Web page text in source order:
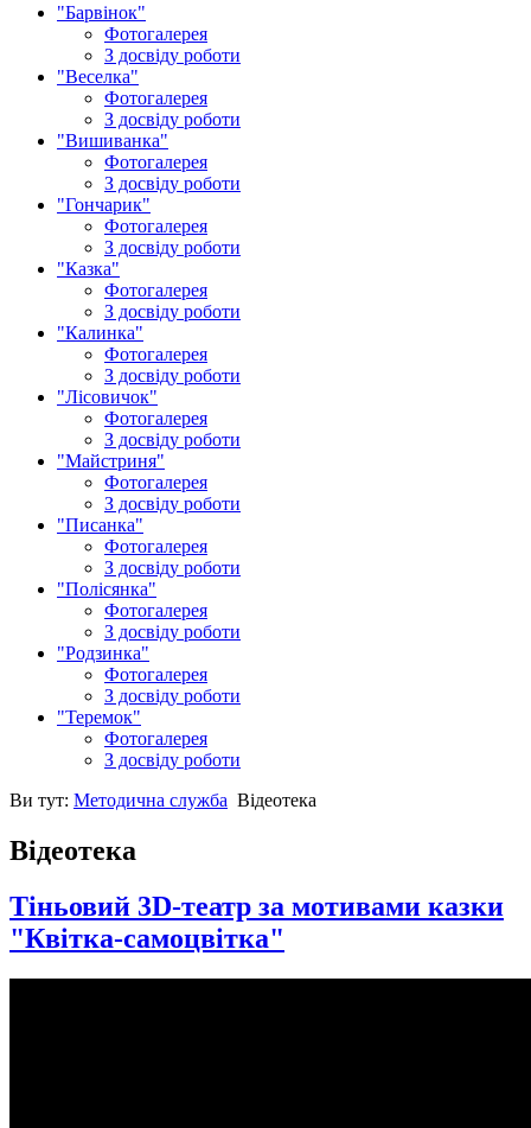
"Барвінок"
Фотогалерея
З досвіду роботи
"Веселка"
Фотогалерея
З досвіду роботи
"Вишиванка"
Фотогалерея
З досвіду роботи
"Гончарик"
Фотогалерея
З досвіду роботи
"Казка"
Фотогалерея
З досвіду роботи
"Калинка"
Фотогалерея
З досвіду роботи
"Лісовичок"
Фотогалерея
З досвіду роботи
"Майстриня"
Фотогалерея
З досвіду роботи
"Писанка"
Фотогалерея
З досвіду роботи
"Полісянка"
Фотогалерея
З досвіду роботи
"Родзинка"
Фотогалерея
З досвіду роботи
"Теремок"
Фотогалерея
З досвіду роботи
Ви тут: Методична служба Відеотека
Відеотека
Тіньовий 3D-театр за мотивами казки
"Квітка-самоцвітка"